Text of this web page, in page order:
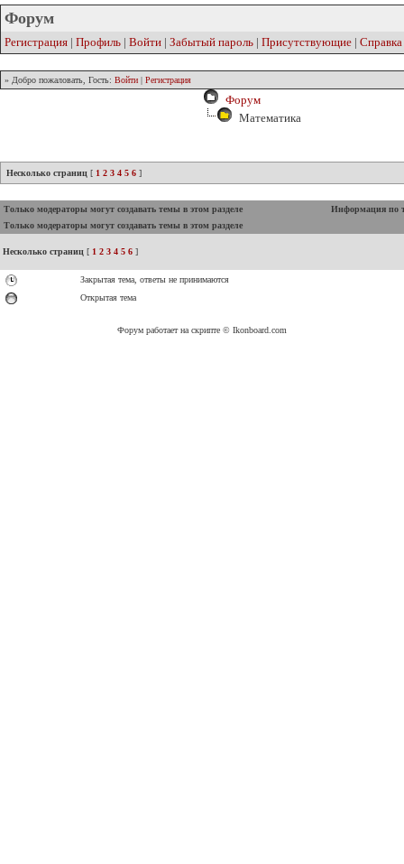
Форум
Регистрация | Профиль | Войти | Забытый пароль | Присутствующие | Справка
» Добро пожаловать, Гость: Войти | Регистрация
Форум
Математика
Несколько страниц [ 1 2 3 4 5 6 ]
Только модераторы могут создавать темы в этом разделе
Информация по
Только модераторы могут создавать темы в этом разделе
Несколько страниц [ 1 2 3 4 5 6 ]
Закрытая тема, ответы не принимаются
Открытая тема
Форум работает на скрипте © Ikonboard.com